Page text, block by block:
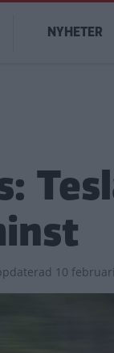
Main
navigation
NYHETER
10